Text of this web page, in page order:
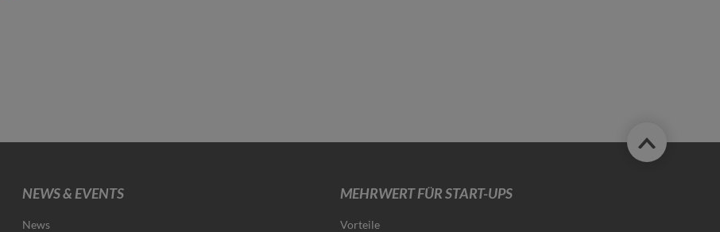
NEWS & EVENTS
News
MEHRWERT FÜR START-UPS
Vorteile